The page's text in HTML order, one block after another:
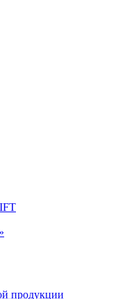
продукции